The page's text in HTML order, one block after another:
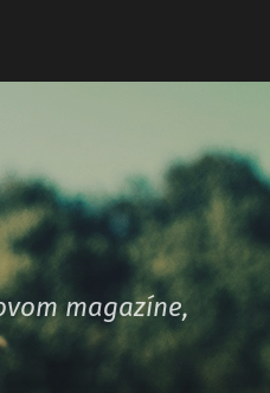
magazíne,